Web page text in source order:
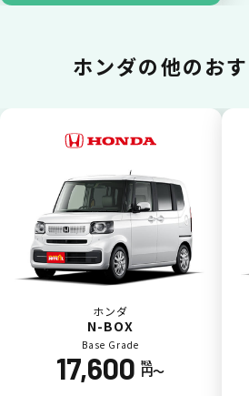
一括払いが
いままで難しかったカーリー
一括（一回）払いで可能。
ポイントが貯
カーリース料金をカードで支
イントが貯まります。
ホンダの他のお
ホンダ
N-BOX
Base Grade
17,600 税込
円〜